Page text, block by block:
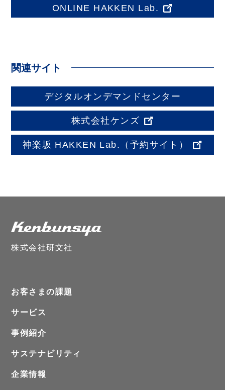
ONLINE HAKKEN Lab.
関連サイト
デジタルオンデマンドセンター
株式会社ケンズ
神楽坂 HAKKEN Lab. （予約サイト）
株式会社研文社
お客さまの課題
サービス
事例紹介
サステナビリティ
企業情報